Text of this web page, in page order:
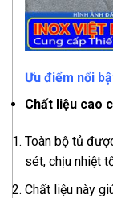
Ưu điểm nổi
Chất liệu cao
Toàn bộ tủ
sét, chịu nhiệt
Chất liệu này